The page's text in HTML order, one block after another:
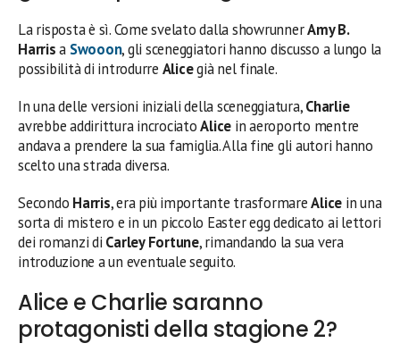
La risposta è sì. Come svelato dalla showrunnerAmy B.
Harrisa Swooon, gli sceneggiatori hanno discusso a lungo la
possibilità di introdurre Alicegià nel finale.
In una delle versioni iniziali della sceneggiatura,Charlie
avrebbe addirittura incrociatoAlice in aeroporto mentre
andava a prendere la sua famiglia. Alla fine gli autori hanno
scelto una strada diversa.
Secondo Harris, era più importante trasformareAlice in una
sorta di mistero e in un piccolo Easter egg dedicato ai lettori
dei romanzi di Carley Fortune, rimandando la sua vera
introduzione a un eventuale seguito.
Alice e Charlie saranno
protagonisti della stagione 2?